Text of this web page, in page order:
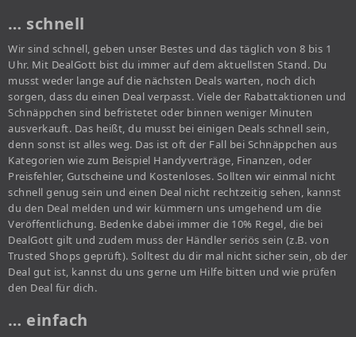
… schnell
Wir sind schnell, geben unser Bestes und das täglich von 8 bis 1
Uhr. Mit DealGott bist du immer auf dem aktuellsten Stand. Du
musst weder lange auf die nächsten Deals warten, noch dich
sorgen, dass du einen Deal verpasst. Viele der Rabattaktionen und
Schnäppchen sind befristetet oder binnen weniger Minuten
ausverkauft. Das heißt, du musst bei einigen Deals schnell sein,
denn sonst ist alles weg. Das ist oft der Fall bei Schnäppchen aus
Kategorien wie zum Beispiel Handyverträge, Finanzen, oder
Preisfehler, Gutscheine und Kostenloses. Sollten wir einmal nicht
schnell genug sein und einen Deal nicht rechtzeitig sehen, kannst
du den Deal melden und wir kümmern uns umgehend um die
Veröffentlichung. Bedenke dabei immer die 10% Regel, die bei
DealGott gilt und zudem muss der Händler seriös sein (z.B. von
Trusted Shops geprüft). Solltest du dir mal nicht sicher sein, ob der
Deal gut ist, kannst du uns gerne um Hilfe bitten und wie prüfen
den Deal für dich.
… einfach